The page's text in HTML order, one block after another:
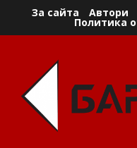
За сайта Автори
Политика